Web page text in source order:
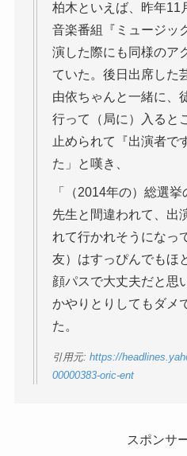
柏木といえば、昨年11
音楽番組『ミュージッ
演した際にも同様のア
ていた。後日出席した
由依ちゃんと一緒に、
行って（局に）入ると
止められて『出演者で
た」と嘆き、
「（2014年の）総選
先生と間違われて、出
れて行かれそうになっ
友）はすっぴんでもほ
顔パスで大丈夫だと思
かやりとりしてもダメ
た。
引用元: https://
00000383-oric-ent
スポンサ